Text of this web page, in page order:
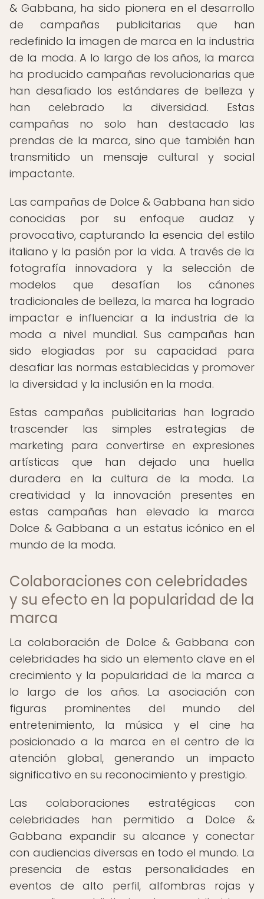
& Gabbana, ha sido pionera en el desarrollo
de campañas publicitarias que han
redefinido la imagen de marca en la industria
de la moda. A lo largo de los años, la marca
ha producido campañas revolucionarias que
han desafiado los estándares de belleza y
han celebrado la diversidad. Estas
campañas no solo han destacado las
prendas de la marca, sino que también han
transmitido un mensaje cultural y social
impactante.
Las campañas de Dolce & Gabbana han sido
conocidas por su enfoque audaz y
provocativo, capturando la esencia del estilo
italiano y la pasión por la vida. A través de la
fotografía innovadora y la selección de
modelos que desafían los cánones
tradicionales de belleza, la marca ha logrado
impactar e influenciar a la industria de la
moda a nivel mundial. Sus campañas han
sido elogiadas por su capacidad para
desafiar las normas establecidas y promover
la diversidad y la inclusión en la moda.
Estas campañas publicitarias han logrado
trascender las simples estrategias de
marketing para convertirse en expresiones
artísticas que han dejado una huella
duradera en la cultura de la moda. La
creatividad y la innovación presentes en
estas campañas han elevado la marca
Dolce & Gabbana a un estatus icónico en el
mundo de la moda.
Colaboraciones con celebridades
y su efecto en la popularidad de la
marca
La colaboración de Dolce & Gabbana con
celebridades ha sido un elemento clave en el
crecimiento y la popularidad de la marca a
lo largo de los años. La asociación con
figuras prominentes del mundo del
entretenimiento, la música y el cine ha
posicionado a la marca en el centro de la
atención global, generando un impacto
significativo en su reconocimiento y prestigio.
Las colaboraciones estratégicas con
celebridades han permitido a Dolce &
Gabbana expandir su alcance y conectar
con audiencias diversas en todo el mundo. La
presencia de estas personalidades en
eventos de alto perfil, alfombras rojas y